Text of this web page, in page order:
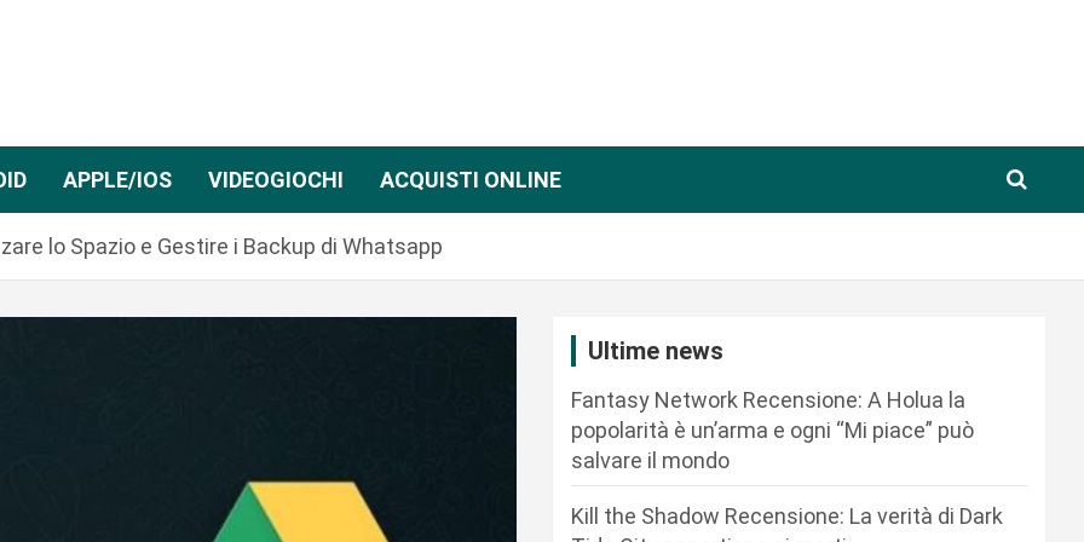
APPLE/IOS VIDEOGIOCHI ACQUISTI ONLINE
lo Spazio e Gestire i Backup di Whatsapp
Ultime news
Fantasy Network Recensione: A Holua la
popolarità è un’arma e ogni “Mi piace” può
salvare il mondo
Kill the Shadow Recensione: La verità di Dark